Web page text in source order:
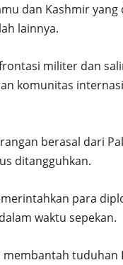
dan Kashmir
lainnya.
militer dan
komunitas
berasal dari
ditangguhkan.
para
waktu sepekan.
membantah